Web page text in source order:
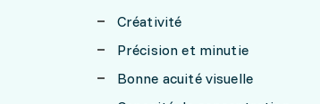
Créativité
Précision et minutie
Bonne acuité visuelle